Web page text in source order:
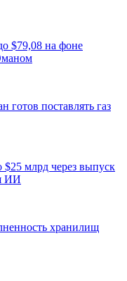
$79,08 на фоне
поставлять газ
$25 млрд через выпуск
ИИ
хранилищ